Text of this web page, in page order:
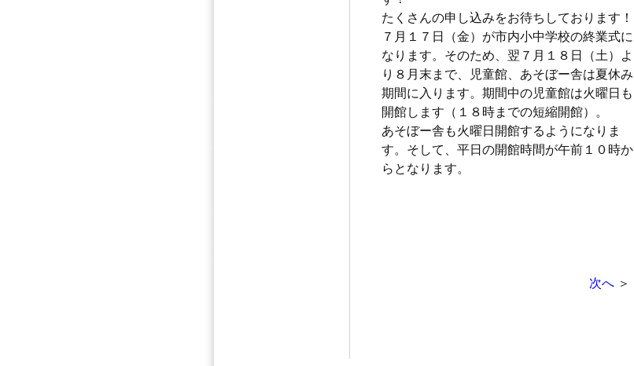
たくさんの申し込みをお待ちしております！
７月１７日（金）が市内小中学校の終業式に
なります。そのため、翌７月１８日（土）よ
り８月末まで、児童館、あそぼー舎は夏休み
期間に入ります。期間中の児童館は火曜日も
開館します（１８時までの短縮開館）。
あそぼー舎も火曜日開館するようになりま
す。そして、平日の開館時間が午前１０時か
らとなります。
次へ＞